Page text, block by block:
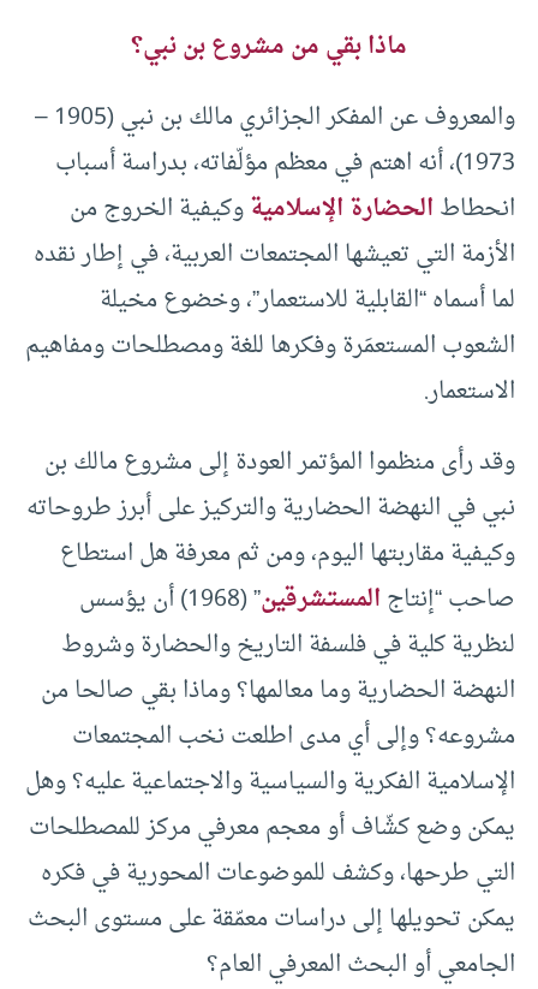
ماذا بقي من مشروع بن نبي؟
والمعروف عن المفكر الجزائري مالك بن نبي (1905 –
1973)، أنه اهتم في معظم مؤلّفاته، بدراسة أسباب
انحطاطالحضارة الإسلاميةوكيفية الخروج من
الأزمة التي تعيشها المجتمعات العربية، في إطار نقده
لما أسماه “القابلية للاستعمار”، وخضوع مخيلة
الشعوب المستعمَرة وفكرها للغة ومصطلحات ومفاهيم
الاستعمار.
وقد رأى منظموا المؤتمر العودة إلى مشروع مالك بن
نبي في النهضة الحضارية والتركيز على أبرز طروحاته
وكيفية مقاربتها اليوم، ومن ثم معرفة هل استطاع
صاحب “إنتاجالمستشرقين
” (1968) أن يؤسس
لنظرية كلية في فلسفة التاريخ والحضارة وشروط
النهضة الحضارية وما معالمها؟ وماذا بقي صالحا من
مشروعه؟ وإلى أي مدى اطلعت نخب المجتمعات
الإسلامية الفكرية والسياسية والاجتماعية عليه؟ وهل
يمكن وضع كشّاف أو معجم معرفي مركز للمصطلحات
التي طرحها، وكشف للموضوعات المحورية في فكره
يمكن تحويلها إلى دراسات معمّقة على مستوى البحث
الجامعي أو البحث المعرفي العام؟